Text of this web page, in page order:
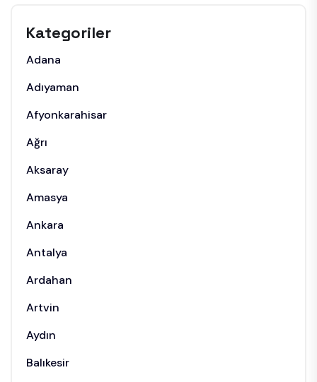
Kategoriler
Adana
Adıyaman
Afyonkarahisar
Ağrı
Aksaray
Amasya
Ankara
Antalya
Ardahan
Artvin
Aydın
Balıkesir